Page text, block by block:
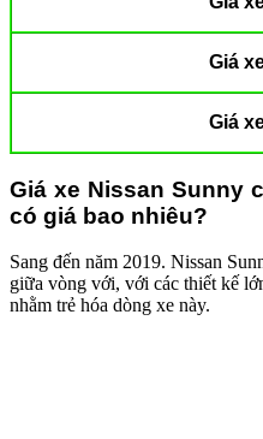
Giá
Giá
Giá xe Nissan Sunny
có giá bao nhiêu?
Sang đến năm 2019. Nissan
giữa vòng với, với các thiết kế
nhằm trẻ hóa dòng xe này.